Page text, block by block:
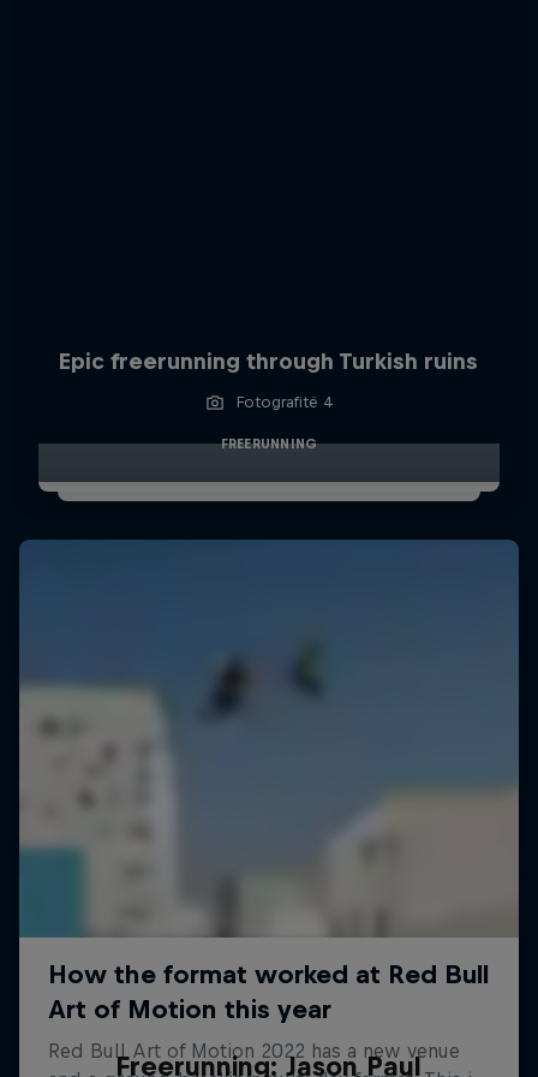
Epic freerunning through Turkish ruins
Fotografitë 4
FREERUNNING
Freerunning: Jason Paul